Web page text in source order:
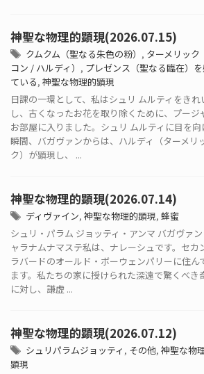
神聖な物理的顕現(2026.07.15)
クムクム（聖なる朱色の粉） , ターメリック
コン / ハルディ） , プレゼンス（聖なる臨在）
ている, 神聖な物理的顕現
日課の一環として、私はシュリ ムルティをきれ
し、古くなったお花を取り除くために、プージ
お部屋に入りました。シュリ ムルティに目を向
瞬間、バガヴァンからは、ハルディ（ターメリ
ク）が顕現し、 ...
神聖な物理的顕現(2026.07.14)
ディヴァイン, 神聖な物理的顕現, 蜂蜜
シュリ・パラム ジョッティ・アンマ バガヴァ
ャラナムナマステ私は、ナレーシュです。セカ
ラバードのオールド・ボーウェンパリーに住ん
ます。私たちの家に授けられた深遠で驚くべき
に対し、謙虚 ...
神聖な物理的顕現(2026.07.12)
シュリパラムジョッティ , その他, 神聖な物
顕現